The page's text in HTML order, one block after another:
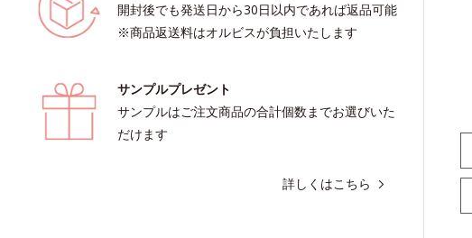
開封後でも発送日から30日以内であれば返品可能
※商品返送料はオルビスが負担いたします
サンプルプレゼント
サンプルはご注文商品の合計個数までお選びいた
だけます
詳しくはこちら